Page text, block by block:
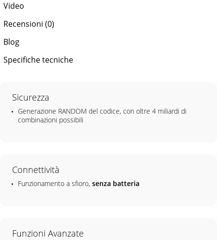
Video
Recensioni (0)
Blog
Specifiche tecniche
Sicurezza
Generazione RANDOM del codice, con oltre 4 miliardi di
combinazioni possibili
Connettività
Funzionamento a sfioro, senza batteria
Funzioni Avanzate